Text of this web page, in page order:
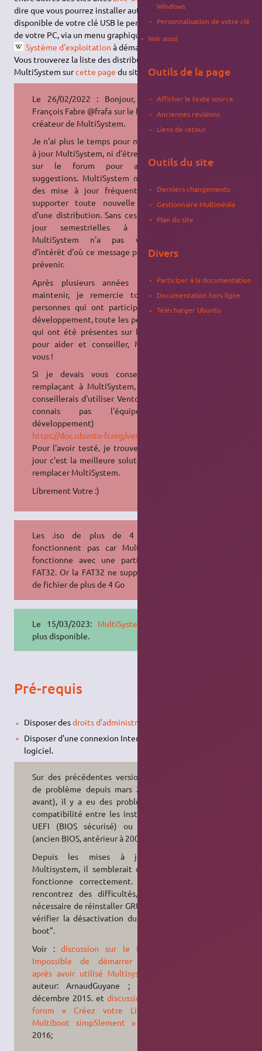
dire que vous pourrez installer autant deLive-CD
disponible de votre clé USB le permet et choisir au démarrage
de votre PC, via un menu graphique, la
distribution
Système d'exploitation à démarrer.
Vous trouverez la liste des distributions supportées par
MultiSystem surcette page du site officiel.
Le 26/02/2022 : Bonjour, je suis
François Fabre @frafa sur le forum, le
créateur de MultiSystem.
Je n'ai plus le temps pour maintenir
à jour MultiSystem, ni d'être présent
sur le forum pour aide et
suggestions. MultiSystem nécessite
des mise à jour fréquentes pour
supporter toute nouvelle version
d'une distribution. Sans ces mises à
jour semestrielles à minima
MultiSystem n'a pas vraiment
d’intérêt d'où ce message pour vous
prévenir.
Après plusieurs années pour le
maintenir, je remercie toute les
personnes qui ont participé à son
développement, toute les personnes
qui ont été présentes sur le forum
pour aider et conseiller, MERCI à
vous !
Si je devais vous conseiller un
remplaçant à MultiSystem, je vous
conseillerais d'utiliser Ventoy (je ne
connais pas l'équipe de
développement)
https://doc.ubuntu-fr.org/ventoy
Pour l'avoir testé, je trouve qu'a ce
jour c'est la meilleure solution pour
remplacer MultiSystem.
Librement Votre :)
Les .iso de plus de 4 Go ne
fonctionnent pas car MultiSystem
fonctionne avec une partition en
FAT32. Or la FAT32 ne supporte pas
de fichier de plus de 4 Go
Le 15/03/2023: MultiSystem
plus disponible.
Pré-requis
Disposer desdroits d'administration
Disposer d'une connexion Internet pour l'installation du
logiciel.
Sur des précédentes versions (plus
de problème depuis mars 2019 ou
avant), il y a eu des problèmes de
compatibilité entre les installations
UEFI (BIOS sécurisé) ou LEGACY
(ancien BIOS, antérieur à 2007).
Depuis les mises à jour de
Multisystem, il semblerait que cela
fonctionne correctement. Si vous
rencontrez des difficultés, il sera
nécessaire de réinstaller GRUB et de
vérifier la désactivation du "secure
boot".
Voir :discussion sur le forum «
Impossible de démarrer Ubuntu
après avoir utilisé Multisystem »
auteur: ArnaudGuyane ; date: 2
décembre 2015. et discussion sur le
forum « Créez votre Live USB
Multiboot simp5lement »; date:
2016;
Windows
Personnalisation de votre clé
Voir aussi
Outils de la page
Afficher le texte source
Anciennes révisions
Liens de retour
Outils du site
Derniers changements
Gestionnaire Multimédia
Plan du site
Divers
Participer à la documentation
Documentation hors ligne
Télécharger Ubuntu